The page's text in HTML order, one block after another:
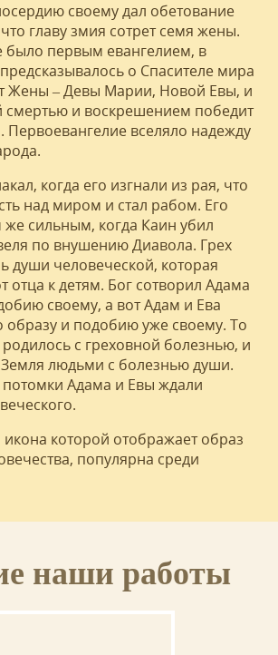
своему дал обетование
главу змия сотрет семя жены.
было первым евангелием, в
о Спасителе мира
Жены – Девы Марии, Новой Евы, и
смертью и воскрешением победит
Первоевангелие вселяло надежду
когда его изгнали из рая, что
над миром и стал рабом. Его
сильным, когда Каин убил
по внушению Диавола. Грех
души человеческой, которая
отца к детям. Бог сотворил Адама
своему, а вот Адам и Ева
образу и подобию уже своему. То
родилось с греховной болезнью, и
Земля людьми с болезнью души.
потомки Адама и Евы ждали
которой отображает образ
популярна среди
наши работы